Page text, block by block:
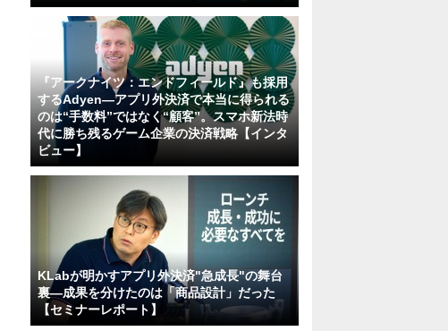
『アークナイツ：エンドフィールド』も採用
するAdyen―アプリ外決済で本当に得られる
のは“手数料”ではなく“顧客”。スマホ新法時
代に勝ち残るゲーム企業の決済戦略【インタ
ビュー】
KLabが明かすアプリ外決済"急成長"の舞台
裏―成果を分けたのは「商品設計」だった
【セミナーレポート】